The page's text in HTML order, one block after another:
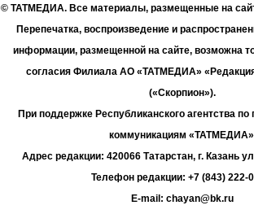
© ТАТМЕДИА. Все материалы, размещенные на
Перепечатка, воспроизведение и
информации, размещенной на сайте, возможна
согласия Филиала АО «ТАТМЕДИА»
(«Скорпион»).
При поддержке Республиканского агентства
коммуникациям
Адрес редакции: 420066 Татарстан, г. Казань
Телефон редакции: +7 (843) 222-
E-mail: chayan@bk.ru